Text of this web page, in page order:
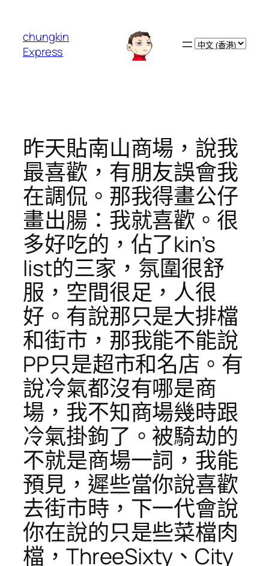
chungkin
Express
Choose
昨天貼南山商場，說我
最喜歡，有朋友誤會我
在調侃。那我得畫公仔
畫出腸：我就喜歡。很
多好吃的，佔了kin’s
list的三家，氛圍很舒
服，空間很足，人很
好。有說那只是大排檔
和街市，那我能不能說
PP只是超市和名店。有
說冷氣都沒有哪是商
場，我不知商場幾時跟
冷氣掛鉤了。被騎劫的
不就是商場一詞，我能
預見，遲些當你說喜歡
去街市時，下一代會說
你在說的只是些菜檔肉
檔，ThreeSixty、City